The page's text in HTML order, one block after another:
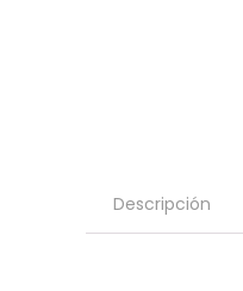
Descripción